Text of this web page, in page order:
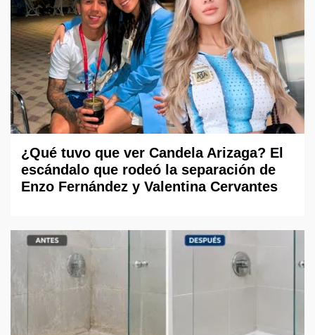
¿Qué tuvo que ver Candela Arizaga? El
escándalo que rodeó la separación de
Enzo Fernández y Valentina Cervantes